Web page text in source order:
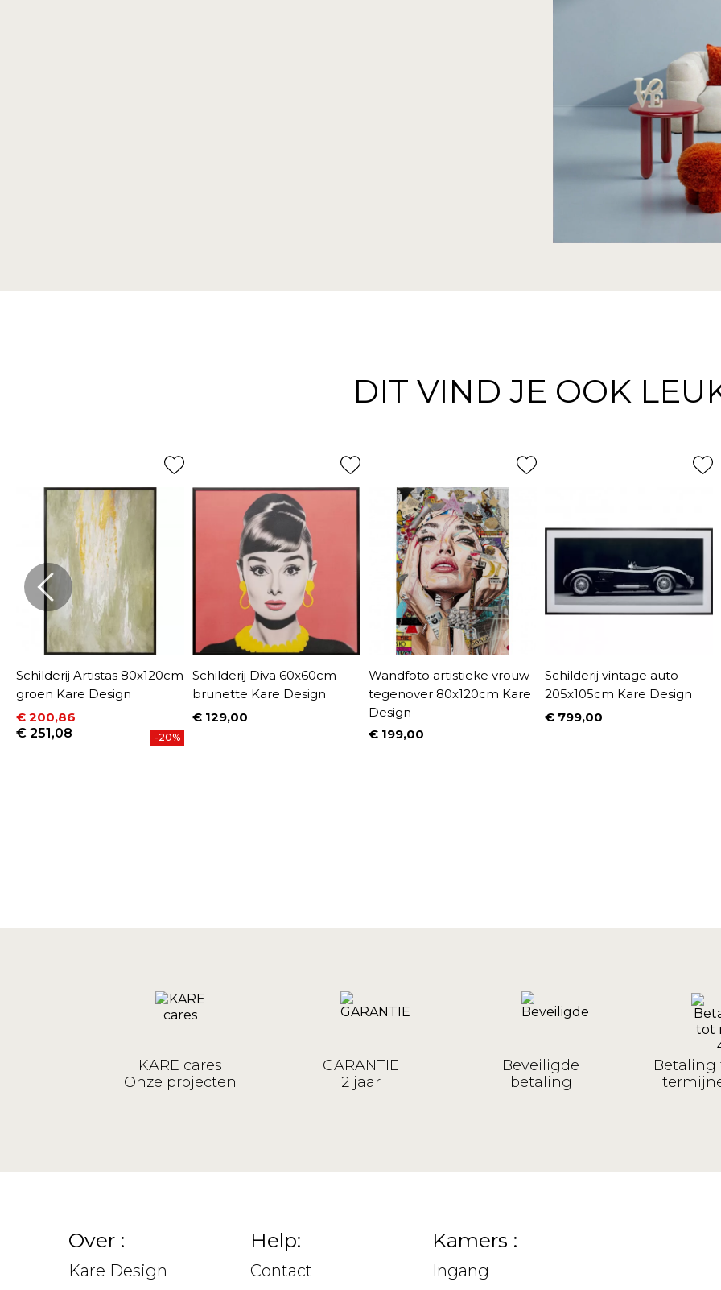
DIT VIND JE OOK
Schilderij Artistas 80x120cm
groen Kare Design
Prijs
€ 200,86
Normale prijs
€ 251,08 -20%
Schilderij Diva 60x60cm
brunette Kare Design
Prijs
€ 129,00
Wandfoto artistieke vrouw
tegenover 80x120cm Kare
Design
Prijs
€ 199,00
Schilderij vintage auto
205x105cm Kare Design
Prijs
€ 799,00
KARE cares
Onze projecten
GARANTIE
2 jaar
Beveiligde
betaling
Betaling
Over :
Kare Design
Help:
Contact
Kamers :
Ingang